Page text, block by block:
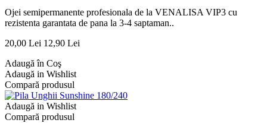
Ojei semipermanente profesionala de la VENALISA VIP3 cu
rezistenta garantata de pana la 3-4 saptaman..
20,00 Lei 12,90 Lei
Adaugă în Coş
Adaugă in Wishlist
Compară produsul
Adaugă in Wishlist
Compară produsul